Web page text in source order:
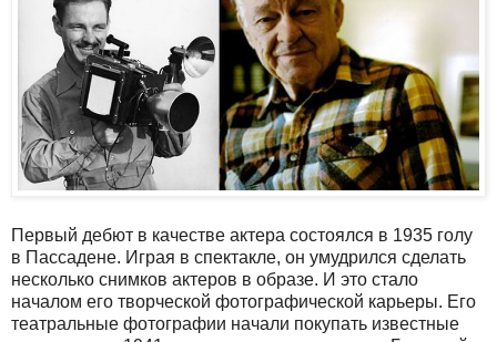
Первый дебют в качестве актера состоялся в 1935 голу
в Пассадене. Играя в спектакле, он умудрился сделать
несколько снимков актеров в образе. И это стало
началом его творческой фотографической карьеры. Его
театральные фотографии начали покупать известные